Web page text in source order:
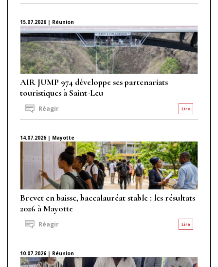
15.07.2026 | Réunion
AIR JUMP 974 développe ses partenariats
touristiques à Saint-Leu
Lire
Réagir
14.07.2026 | Mayotte
Brevet en baisse, baccalauréat stable : les résultats
2026 à Mayotte
Lire
Réagir
10.07.2026 | Réunion